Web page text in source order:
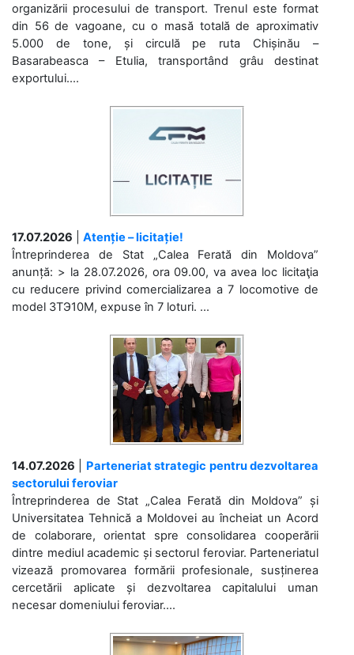
organizării procesului de transport. Trenul este format
din 56 de vagoane, cu o masă totală de aproximativ
5.000 de tone, și circulă pe ruta Chișinău –
Basarabeasca – Etulia, transportând grâu destinat
exportului....
17.07.2026
Atenție – licitație!
Întreprinderea de Stat „Calea Ferată din Moldova”
anunță: > la 28.07.2026, ora 09.00, va avea loc licitaţia
cu reducere privind comercializarea a 7 locomotive de
model 3ТЭ10М, expuse în 7 loturi. ...
14.07.2026
Parteneriat strategic pentru dezvoltarea
sectorului feroviar
Întreprinderea de Stat „Calea Ferată din Moldova” și
Universitatea Tehnică a Moldovei au încheiat un Acord
de colaborare, orientat spre consolidarea cooperării
dintre mediul academic și sectorul feroviar. Parteneriatul
vizează promovarea formării profesionale, susținerea
cercetării aplicate și dezvoltarea capitalului uman
necesar domeniului feroviar....